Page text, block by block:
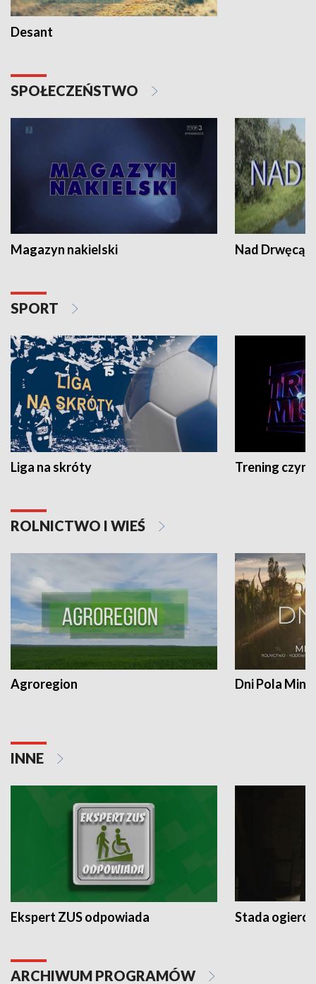
Desant
SPOŁECZEŃSTWO
Magazyn nakielski Nad Drwęcą
SPORT
Liga na skróty Trening czyni
ROLNICTWO I WIEŚ
Agroregion Dni Pola
INNE
Ekspert ZUS odpowiada Stada
ARCHIWUM PROGRAMÓW